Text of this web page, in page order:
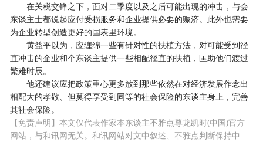
在关税交锋之下，面对二季度以及之后可能出现的冲击，与会
东谈主士都说起应付受损服务和企业提供必要的赈济。此外也需要
为企业转型创造更好的国表里环境。
黄益平以为，应缠绵一些有针对性的扶植方法，对可能受到径
直冲击的企业和个东谈主提供一些相配径直的扶植，匡助他们渡过
繁难时辰。
他还建议应把政策重心更多放到那些依然在对经济发展作念出
相配大的孝敬、但莫得享受到同等的社会保险的东谈主身上，完善
其社会保险。
【免责声明】本文仅代表作家本东谈主不雅点尊龙凯时(中国)官方
网站，与和讯网无关。和讯网站对文中叙述、不雅点判断保持中